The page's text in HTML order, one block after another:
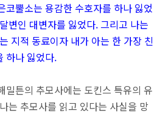
코뿔소는 용감한 수호자를 하나 잃었
변인 대변자를 잃었다. 그리고 나는
지적 동료이자 내가 아는 한 가장 친
하나 잃었다.
밀튼의 추모사에는 도킨스 특유의 유
는 추모사를 읽고 있다는 사실을 망